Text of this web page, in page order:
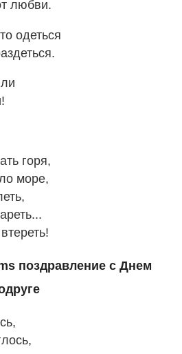
любви.
одеться
горя,
море,
поздравление с Днем